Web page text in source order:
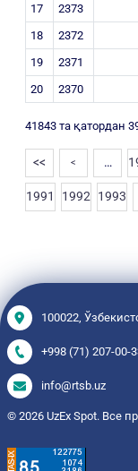
17
2373
18
2372
19
2371
20
2370
41843 та қатордан
<< < …
1991 1992 1993
100022,
+998 (71) 207-00-
info@rtsb.uz
© 2026 UzEx Spot. Все